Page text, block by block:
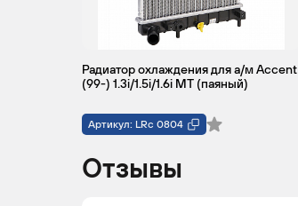
Радиатор охлаждения для а/м Accent
(99-) 1.3i/1.5i/1.6i MT (паяный)
Артикул: LRc 0804
Отзывы